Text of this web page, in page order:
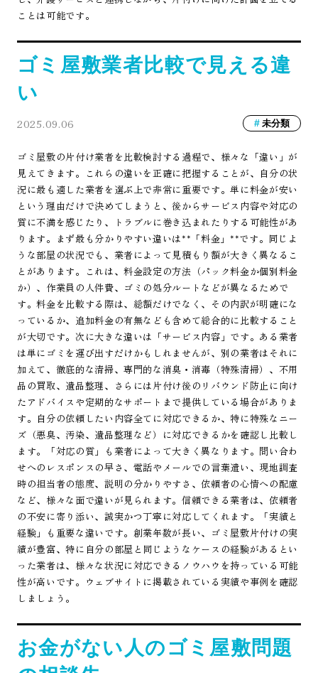
ことは可能です。
ゴミ屋敷業者比較で見える違
い
2025.09.06 未分類
ゴミ屋敷の片付け業者を比較検討する過程で、様々な「違い」が
見えてきます。これらの違いを正確に把握することが、自分の状
況に最も適した業者を選ぶ上で非常に重要です。単に料金が安い
という理由だけで決めてしまうと、後からサービス内容や対応の
質に不満を感じたり、トラブルに巻き込まれたりする可能性があ
ります。まず最も分かりやすい違いは**「料金」**です。同じよ
うな部屋の状況でも、業者によって見積もり額が大きく異なるこ
とがあります。これは、料金設定の方法（パック料金か個別料金
か）、作業員の人件費、ゴミの処分ルートなどが異なるためで
す。料金を比較する際は、総額だけでなく、その内訳が明確にな
っているか、追加料金の有無なども含めて総合的に比較すること
が大切です。次に大きな違いは「サービス内容」です。ある業者
は単にゴミを運び出すだけかもしれませんが、別の業者はそれに
加えて、徹底的な清掃、専門的な消臭・消毒（特殊清掃）、不用
品の買取、遺品整理、さらには片付け後のリバウンド防止に向け
たアドバイスや定期的なサポートまで提供している場合がありま
す。自分の依頼したい内容全てに対応できるか、特に特殊なニー
ズ（悪臭、汚染、遺品整理など）に対応できるかを確認し比較し
ます。「対応の質」も業者によって大きく異なります。問い合わ
せへのレスポンスの早さ、電話やメールでの言葉遣い、現地調査
時の担当者の態度、説明の分かりやすさ、依頼者の心情への配慮
など、様々な面で違いが見られます。信頼できる業者は、依頼者
の不安に寄り添い、誠実かつ丁寧に対応してくれます。「実績と
経験」も重要な違いです。創業年数が長い、ゴミ屋敷片付けの実
績が豊富、特に自分の部屋と同じようなケースの経験があるとい
った業者は、様々な状況に対応できるノウハウを持っている可能
性が高いです。ウェブサイトに掲載されている実績や事例を確認
しましょう。
お金がない人のゴミ屋敷問題